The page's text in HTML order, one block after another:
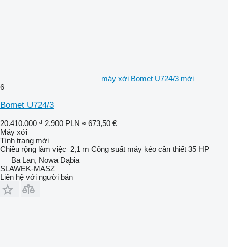
máy xới Bomet U724/3 mới
6
Bomet U724/3
20.410.000 ₫ 2.900 PLN ≈ 673,50 €
Máy xới
Tình trạng mới
Chiều rộng làm việc 2,1 m Công suất máy kéo cần thiết 35 HP
Ba Lan, Nowa Dąbia
SLAWEK-MASZ
Liên hệ với người bán